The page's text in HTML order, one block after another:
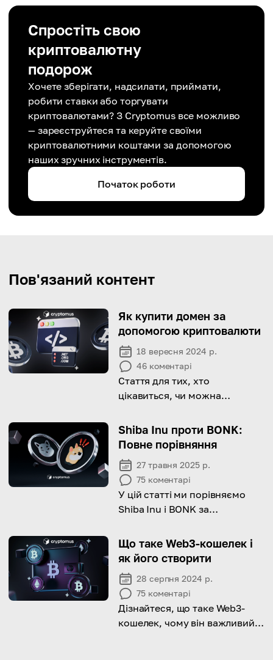
Спростіть свою
криптовалютну
подорож
Хочете зберігати, надсилати, приймати,
робити ставки або торгувати
криптовалютами? З Cryptomus все можливо
— зареєструйтеся та керуйте своїми
криптовалютними коштами за допомогою
наших зручних інструментів.
Початок роботи
Пов'язаний контент
Як купити домен за
допомогою криптовалюти
18 вересня 2024 р.
46 коментарі
Стаття для тих, хто
цікавиться, чи можна
допомогою криптовалюти та
як це зробити
Shiba Inu проти BONK:
Повне порівняння
27 травня 2025 р.
75 коментарі
У цій статті ми порівняємо
Shiba Inu і BONK за
корисністю.
Що таке Web3-кошелек і
як його створити
28 серпня 2024 р.
75 коментарі
Дізнайтеся, що таке Web3-
кошелек, чому він важливий